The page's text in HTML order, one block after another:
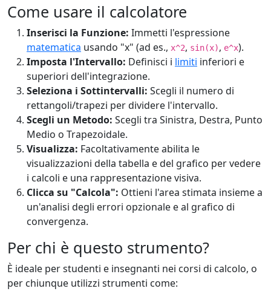
Come usare il calcolatore
Inserisci la Funzione: Immetti l'espressione
matematica usando "x" (ad es., x^2, sin(x), e^x).
Imposta l'Intervallo: Definisci i limiti inferiori e
superiori dell'integrazione.
Seleziona i Sottintervalli: Scegli il numero di
rettangoli/trapezi per dividere l'intervallo.
Scegli un Metodo: Scegli tra Sinistra, Destra, Punto
Medio o Trapezoidale.
Visualizza: Facoltativamente abilita le
visualizzazioni della tabella e del grafico per vedere
i calcoli e una rappresentazione visiva.
Clicca su "Calcola": Ottieni l'area stimata insieme a
un'analisi degli errori opzionale e al grafico di
convergenza.
Per chi è questo strumento?
È ideale per studenti e insegnanti nei corsi di calcolo, o
per chiunque utilizzi strumenti come: